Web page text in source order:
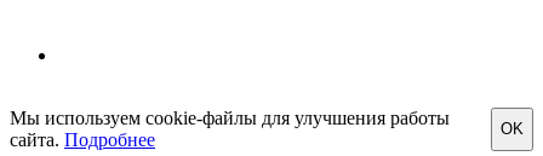
Мы используем cookie-файлы для улучшения работы
сайта. Подробнее OK